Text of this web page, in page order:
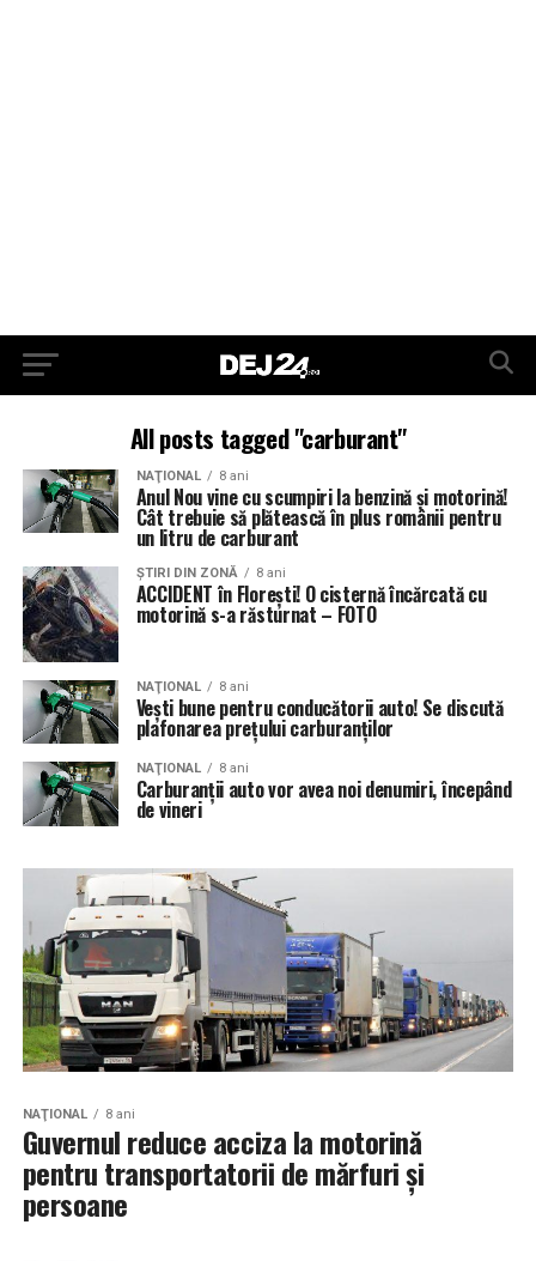
All posts tagged "carburant"
NAŢIONAL 8 ani
Anul Nou vine cu scumpiri la benzină și motorină!
Cât trebuie să plătească în plus românii pentru
un litru de carburant
ŞTIRI DIN ZONĂ 8 ani
ACCIDENT în Florești! O cisternă încărcată cu
motorină s-a răsturnat – FOTO
NAŢIONAL 8 ani
Vești bune pentru conducătorii auto! Se discută
plafonarea prețului carburanților
NAŢIONAL 8 ani
Carburanţii auto vor avea noi denumiri, începând
de vineri
NAŢIONAL 8 ani
Guvernul reduce acciza la motorină
pentru transportatorii de mărfuri şi
persoane